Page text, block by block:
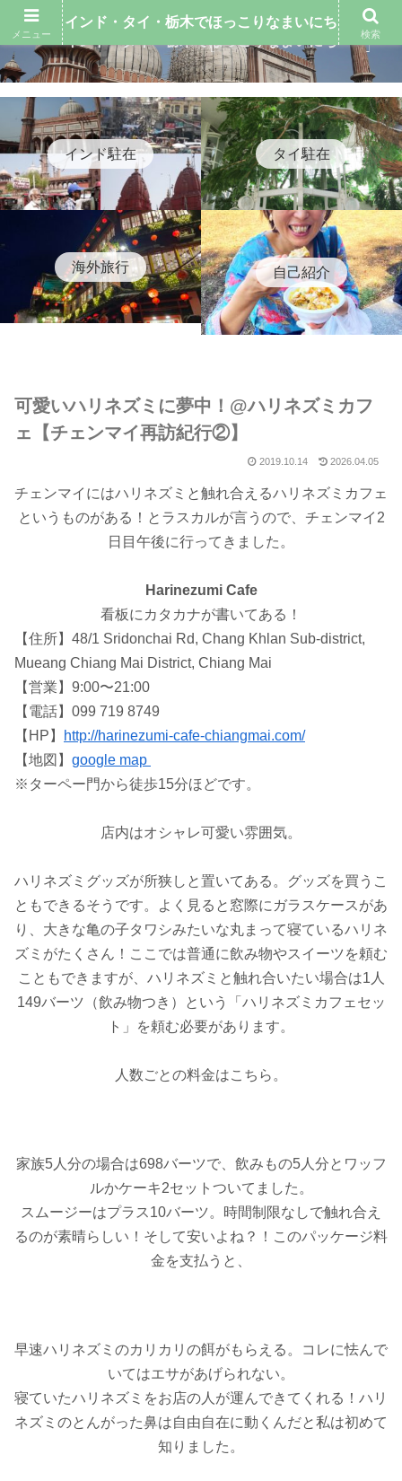
インド駐在 タイ駐在
海外旅行 自己紹介
可愛いハリネズミに夢中！@ハリネズミカフ
ェ【チェンマイ再訪紀行②】
2019.10.14 2026.04.05
チェンマイにはハリネズミと触れ合えるハリネズミカフェ
というものがある！とラスカルが言うので、チェンマイ2
日目午後に行ってきました。
Harinezumi Cafe
看板にカタカナが書いてある！
【住所】48/1 Sridonchai Rd, Chang Khlan Sub-district,
Mueang Chiang Mai District, Chiang Mai
【営業】9:00〜21:00
【電話】099 719 8749
【HP】
http://harinezumi-cafe-chiangmai.com/
【地図】 google map
※ターペー門から徒歩15分ほどです。
店内はオシャレ可愛い雰囲気。
ハリネズミグッズが所狭しと置いてある。グッズを買うこ
ともできるそうです。よく見ると窓際にガラスケースがあ
り、大きな亀の子タワシみたいな丸まって寝ているハリネ
ズミがたくさん！ここでは普通に飲み物やスイーツを頼む
こともできますが、ハリネズミと触れ合いたい場合は1人
149バーツ（飲み物つき）という「ハリネズミカフェセッ
ト」を頼む必要があります。
人数ごとの料金はこちら。
家族5人分の場合は698バーツで、飲みもの5人分とワッフ
ルかケーキ2セットついてました。
スムージーはプラス10バーツ。時間制限なしで触れ合え
るのが素晴らしい！そして安いよね？！このパッケージ料
金を支払うと、
早速ハリネズミのカリカリの餌がもらえる。コレに怯んで
いてはエサがあげられない。
寝ていたハリネズミをお店の人が運んできてくれる！ハリ
ネズミのとんがった鼻は自由自在に動くんだと私は初めて
知りました。
メニュー
インド・タイ・栃木でほっこりなまいにち
検索